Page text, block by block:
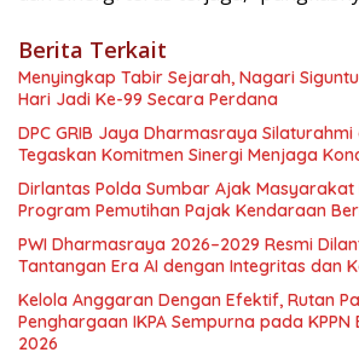
Berita Terkait
Menyingkap Tabir Sejarah, Nagari
Hari Jadi Ke-99 Secara Perdana
DPC GRIB Jaya Dharmasraya
Tegaskan Komitmen Sinergi Menjaga
Dirlantas Polda Sumbar Ajak
Program Pemutihan Pajak Kendaraan
PWI Dharmasraya 2026–2029 Resmi
Tantangan Era AI dengan Integritas dan
Kelola Anggaran Dengan Efektif, Rutan
Penghargaan IKPA Sempurna pada
2026